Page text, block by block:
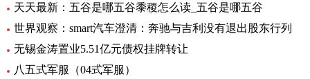
天天最新：五谷是哪五谷黍稷怎么读_五谷是哪五谷
世界观察：smart汽车澄清：奔驰与吉利没有退出股东行列
无锡金涛置业5.51亿元债权挂牌转让
八五式军服（04式军服）